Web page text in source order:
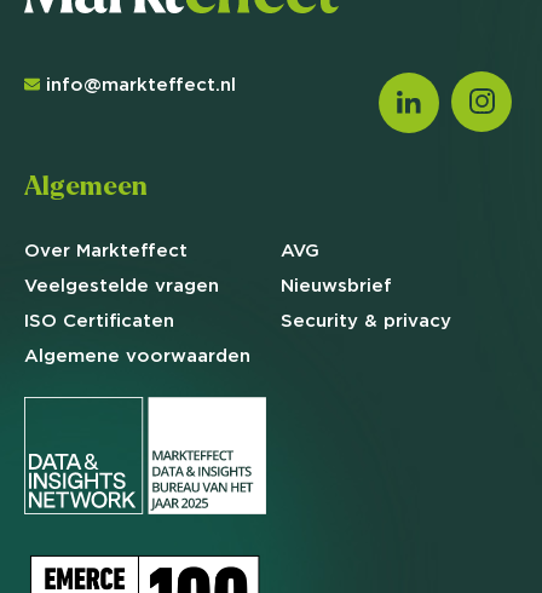
info@markteffect.nl
Algemeen
Over Markteffect
Veelgestelde vragen
ISO Certificaten
Algemene voorwaarden
AVG
Nieuwsbrief
Security & privacy